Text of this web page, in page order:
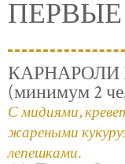
КАРНАРОЛИ
(минимум 2
С мидиями,
жареными
лепешками.